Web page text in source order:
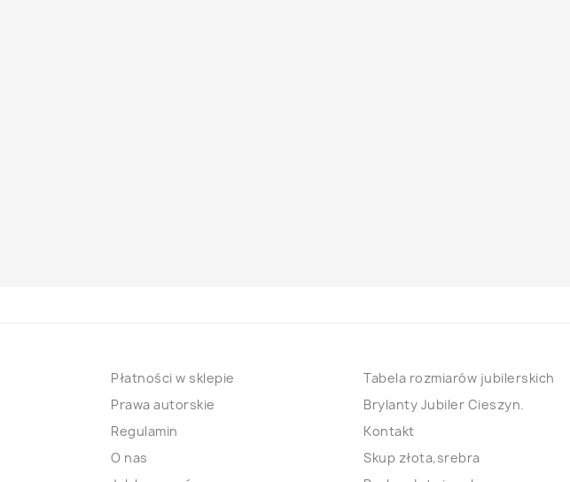
Płatności w sklepie
Prawa autorskie
Regulamin
O nas
Tabela rozmiarów jubilerskich
Brylanty Jubiler Cieszyn.
Kontakt
Skup złota,srebra